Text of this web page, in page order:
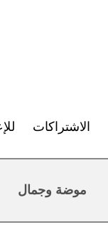
الاشتراكات
موضة وجمال